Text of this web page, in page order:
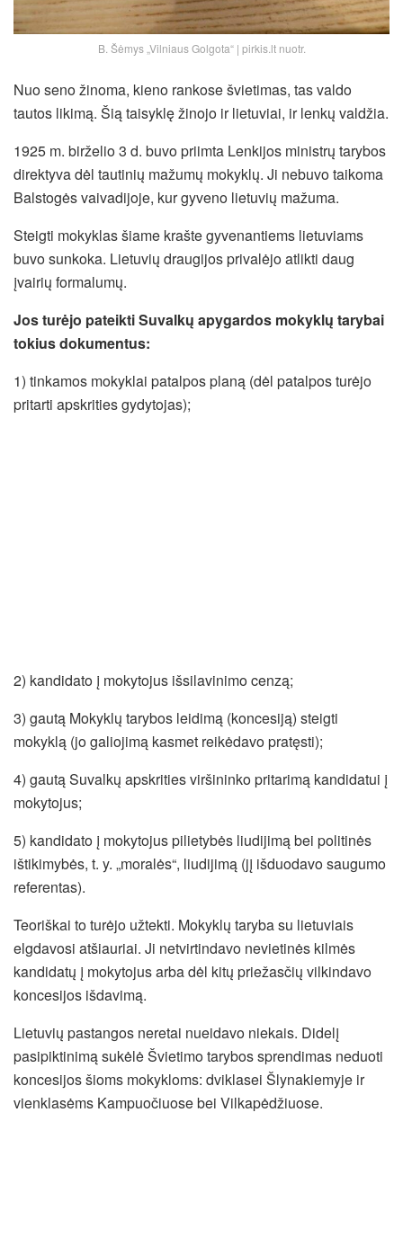
B. Šėmys „Vilniaus Golgota“ | pirkis.lt nuotr.
Nuo seno žinoma, kieno rankose švietimas, tas valdo
tautos likimą. Šią taisyklę žinojo ir lietuviai, ir lenkų valdžia.
1925 m. birželio 3 d. buvo priimta Lenkijos ministrų tarybos
direktyva dėl tautinių mažumų mokyklų. Ji nebuvo taikoma
Balstogės vaivadijoje, kur gyveno lietuvių mažuma.
Steigti mokyklas šiame krašte gyvenantiems lietuviams
buvo sunkoka. Lietuvių draugijos privalėjo atlikti daug
įvairių formalumų.
Jos turėjo pateikti Suvalkų apygardos mokyklų tarybai
tokius dokumentus:
1) tinkamos mokyklai patalpos planą (dėl patalpos turėjo
pritarti apskrities gydytojas);
2) kandidato į mokytojus išsilavinimo cenzą;
3) gautą Mokyklų tarybos leidimą (koncesiją) steigti
mokyklą (jo galiojimą kasmet reikėdavo pratęsti);
4) gautą Suvalkų apskrities viršininko pritarimą kandidatui į
mokytojus;
5) kandidato į mokytojus pilietybės liudijimą bei politinės
ištikimybės, t. y. „moralės“, liudijimą (jį išduodavo saugumo
referentas).
Teoriškai to turėjo užtekti. Mokyklų taryba su lietuviais
elgdavosi atšiauriai. Ji netvirtindavo nevietinės kilmės
kandidatų į mokytojus arba dėl kitų priežasčių vilkindavo
koncesijos išdavimą.
Lietuvių pastangos neretai nueidavo niekais. Didelį
pasipiktinimą sukėlė Švietimo tarybos sprendimas neduoti
koncesijos šioms mokykloms: dviklasei Šlynakiemyje ir
vienklasėms Kampuočiuose bei Vilkapėdžiuose.